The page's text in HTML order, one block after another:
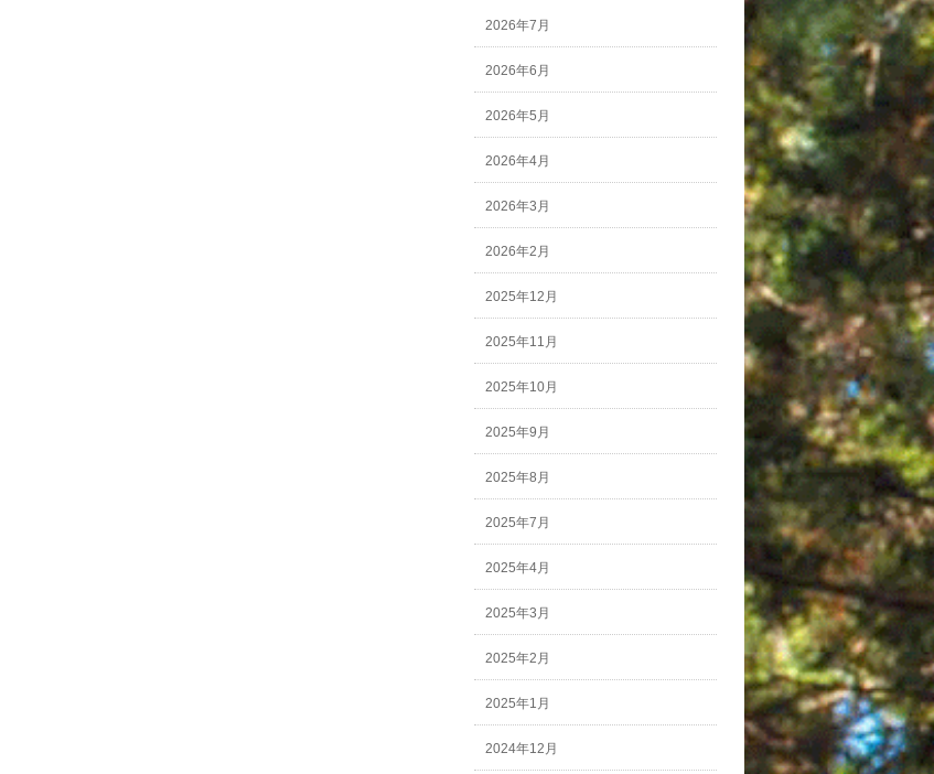
2026年7月
2026年6月
2026年5月
2026年4月
2026年3月
2026年2月
2025年12月
2025年11月
2025年10月
2025年9月
2025年8月
2025年7月
2025年4月
2025年3月
2025年2月
2025年1月
2024年12月